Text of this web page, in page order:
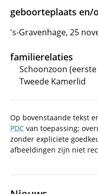
geboorteplaats en/
's-Gravenhage, 25
familierelaties
Schoonzoon
Tweede Kamerlid
Op bovenstaande tekst
PDC van toepassing;
zonder expliciete
afbeeldingen zijn niet